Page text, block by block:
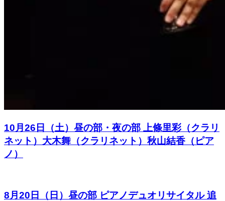
10月26日（土）昼の部・夜の部 上條里彩（クラリ
ネット）大木舞（クラリネット）秋山結香（ピア
ノ）
8月20日（日）昼の部 ピアノデュオリサイタル 追